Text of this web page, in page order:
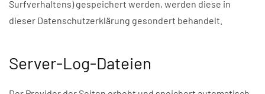
Surfverhaltens) gespeichert werden, werden diese in
dieser Datenschutzerklärung gesondert behandelt.
Server-Log-Dateien